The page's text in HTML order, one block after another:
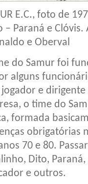
E.C., foto de
– Paraná e
e Oberval
do Samur foi
alguns
e dirigente
o time do
formada
obrigatórias
70 e 80.
Dito,
e outros.